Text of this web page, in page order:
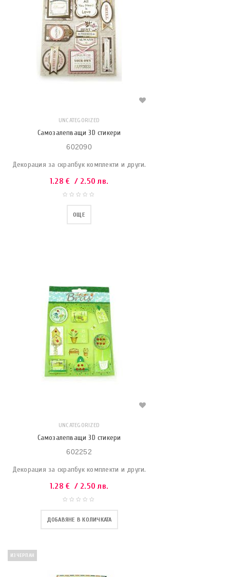
UNCATEGORIZED
Самозалепващи 3D стикери
602090
Декорация за скрапбук комплекти и други.
1.28€ / 2.50 лв.
ОЩЕ
UNCATEGORIZED
Самозалепващи 3D стикери
602252
Декорация за скрапбук комплекти и други.
1.28€ / 2.50 лв.
ДОБАВЯНЕ В КОЛИЧКАТА
ИЗЧЕРПАН